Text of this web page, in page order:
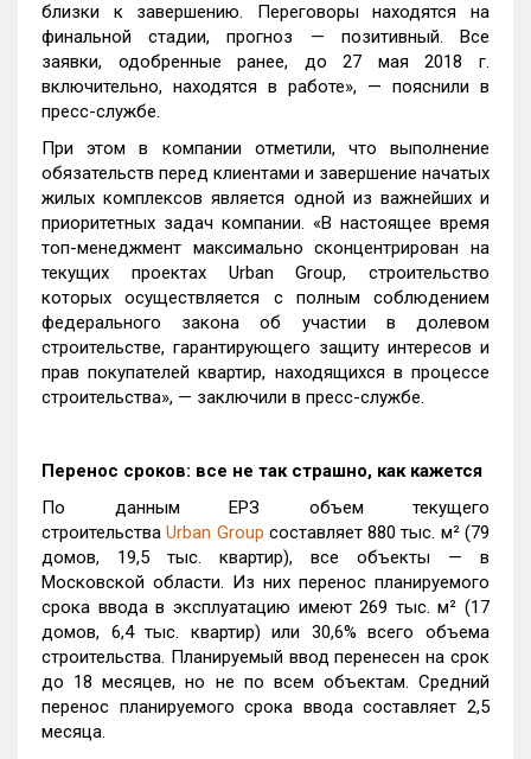
близки к завершению. Переговоры находятся на
финальной стадии, прогноз — позитивный. Все
заявки, одобренные ранее, до 27 мая 2018 г.
включительно, находятся в работе», — пояснили в
пресс-службе.
При этом в компании отметили, что выполнение
обязательств перед клиентами и завершение начатых
жилых комплексов является одной из важнейших и
приоритетных задач компании. «В настоящее время
топ-менеджмент максимально сконцентрирован на
текущих проектах Urban Group, строительство
которых осуществляется с полным соблюдением
федерального закона об участии в долевом
строительстве, гарантирующего защиту интересов и
прав покупателей квартир, находящихся в процессе
строительства», — заключили в пресс-службе.
Перенос сроков: все не так страшно, как кажется
По данным ЕРЗ объем текущего
строительстваUrban Group составляет 880 тыс. м² (79
домов, 19,5 тыс. квартир), все объекты — в
Московской области. Из них перенос планируемого
срока ввода в эксплуатацию имеют 269 тыс. м² (17
домов, 6,4 тыс. квартир) или 30,6% всего объема
строительства. Планируемый ввод перенесен на срок
до 18 месяцев, но не по всем объектам. Средний
перенос планируемого срока ввода составляет 2,5
месяца.